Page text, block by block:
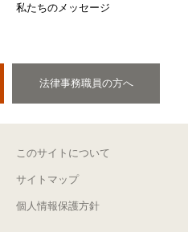
私たちのメッセージ
法律事務職員の方へ
このサイトについて
サイトマップ
個人情報保護方針